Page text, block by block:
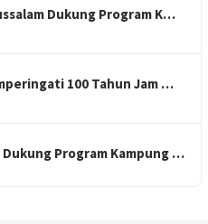
Dukung Program K…
100 Tahun Jam …
Dukung Program Kampung …